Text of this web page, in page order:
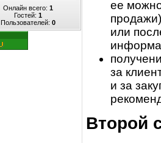
Онлайн всего: 1
Гостей: 1
Пользователей: 0
ее
или
за
и за
Второй